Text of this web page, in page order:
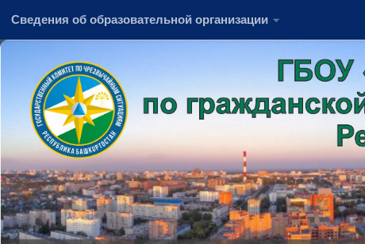
Перейти к содержимому
Сведения об образовательной организации